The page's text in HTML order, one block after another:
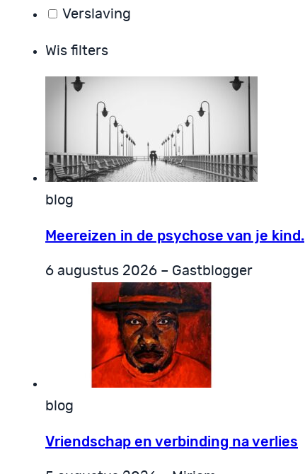
Verslaving
Wis filters
blog
Meereizen in de psychose van je kind.
6 augustus 2026 – Gastblogger
blog
Vriendschap en verbinding na verlies